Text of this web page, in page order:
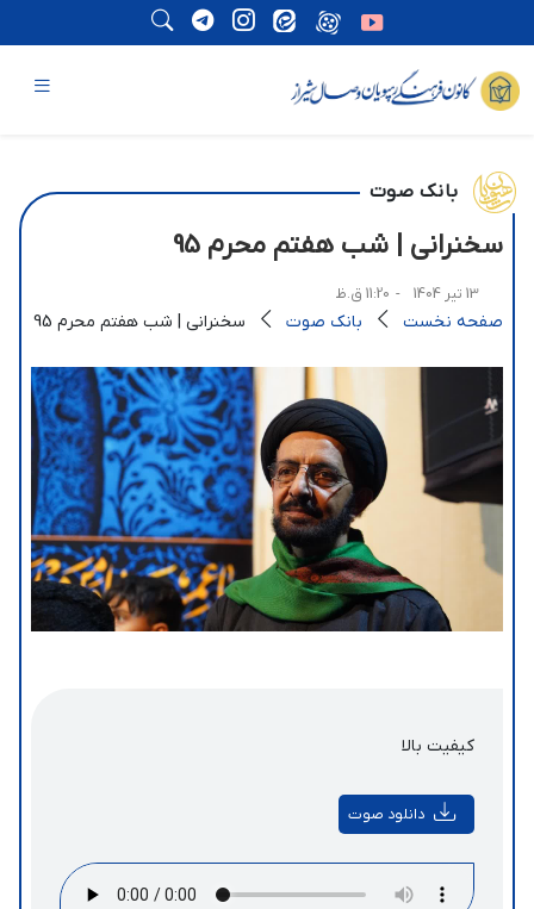
بانک صوت
سخنرانی | شب هفتم محرم 95
13 تیر 1404 - 11:20 ق.ظ
صفحه نخست بانک صوت سخنرانی | شب هفتم محرم 95
کیفیت بالا
دانلود صوت